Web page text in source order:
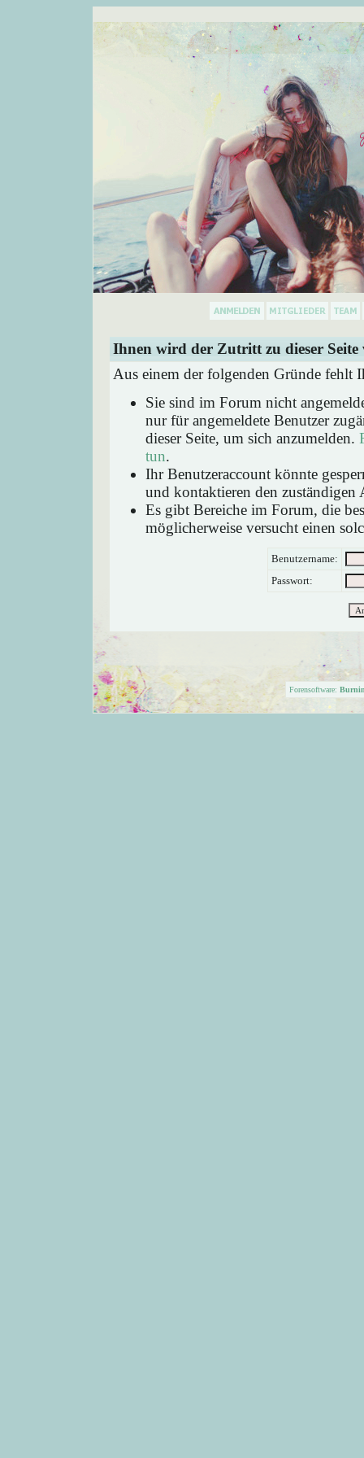
Ihnen wird der Zutritt zu dieser Seite
Aus einem der folgenden Gründe fehlt
Sie sind im Forum nicht
nur für angemeldete Benutzer
dieser Seite, um sich anzumelden.
tun.
Ihr Benutzeraccount könnte
und kontaktieren den zuständigen
Es gibt Bereiche im Forum, die
möglicherweise versucht einen
Benutzername:
Passwort:
Forensoftware: